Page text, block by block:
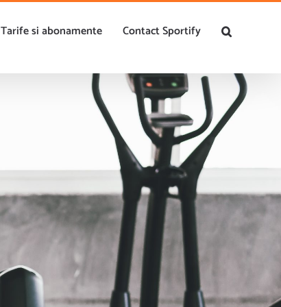
Tarife si abonamente Contact Sportify